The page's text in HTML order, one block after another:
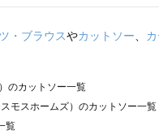
・ブラウスやカットソー、
のカットソー一覧
モスホームズ）のカットソー一覧
覧